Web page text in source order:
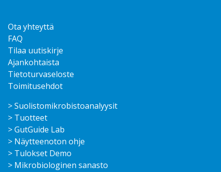
Ota yhteyttä
FAQ
Tilaa uutiskirje
Ajankohtaista
Tietoturvaseloste
Toimitusehdot
> Suolisto­mikrobisto­analyysit
> Tuotteet
> GutGuide Lab
> Näytteenoton ohje
> Tulokset Demo
> Mikrobiologinen sanasto